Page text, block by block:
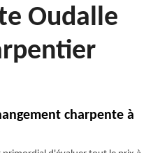
Oudalle
charpente à